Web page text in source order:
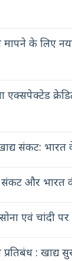
मापने के लिए
एक्सपेक्टेड
संकट: भारत
संकट और भारत
सोना एवं चांदी
प्रतिबंध : खाद्य